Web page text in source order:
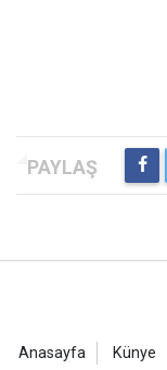
Anasayfa Künye